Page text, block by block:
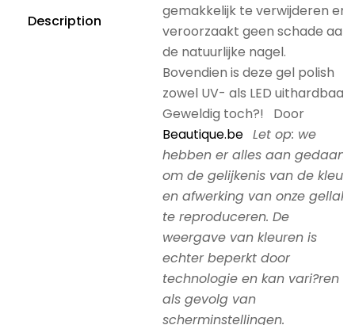
Description
gemakkelijk te verwijderen en
veroorzaakt geen schade aan
de natuurlijke nagel.
Bovendien is deze gel polish
zowel UV- als LED uithardbaar.
Geweldig toch?! Door
Beautique.be Let op: we
hebben er alles aan gedaan
om de gelijkenis van de kleur
en afwerking van onze gellak
te reproduceren. De
weergave van kleuren is
echter beperkt door
technologie en kan vari?ren
als gevolg van
scherminstellingen.